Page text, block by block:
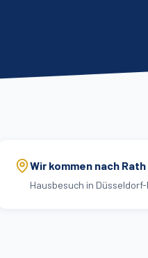
Wir kommen nach Rath
Hausbesuch in